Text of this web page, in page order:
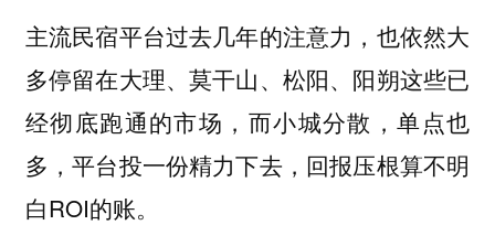
主流民宿平台过去几年的注意力，也依然大
多停留在大理、莫干山、松阳、阳朔这些已
经彻底跑通的市场，而小城分散，单点也
多，平台投一份精力下去，回报压根算不明
白ROI的账。